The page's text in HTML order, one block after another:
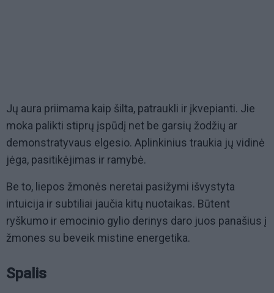
Jų aura priimama kaip šilta, patraukli ir įkvepianti. Jie
moka palikti stiprų įspūdį net be garsių žodžių ar
demonstratyvaus elgesio. Aplinkinius traukia jų vidinė
jėga, pasitikėjimas ir ramybė.
Be to, liepos žmonės neretai pasižymi išvystyta
intuicija ir subtiliai jaučia kitų nuotaikas. Būtent
ryškumo ir emocinio gylio derinys daro juos panašius į
žmones su beveik mistine energetika.
Spalis